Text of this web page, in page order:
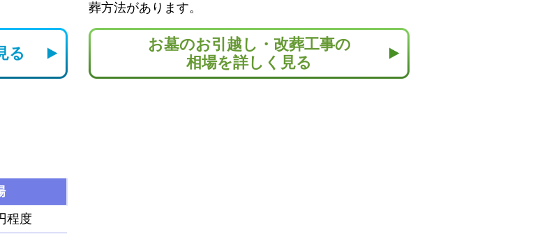
る
葬方法があります。
お墓のお引越し・改葬工事の
相場を詳しく見る
程度